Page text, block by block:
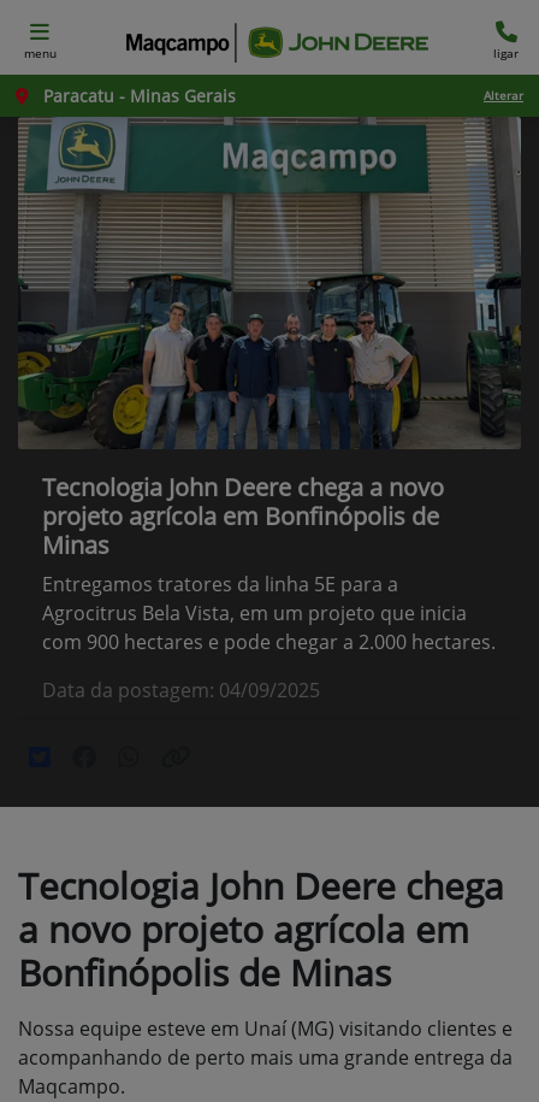
menu ligar
Paracatu - Minas Gerais Alterar
Tecnologia John Deere chega a novo
projeto agrícola em Bonfinópolis de
Minas
Entregamos tratores da linha 5E para a
Agrocitrus Bela Vista, em um projeto que inicia
com 900 hectares e pode chegar a 2.000 hectares.
Data da postagem: 04/09/2025
Tecnologia John Deere chega
a novo projeto agrícola em
Bonfinópolis de Minas
Nossa equipe esteve em Unaí (MG) visitando clientes e
acompanhando de perto mais uma grande entrega da
Maqcampo.